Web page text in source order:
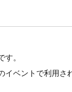
。
イベントで利用さ